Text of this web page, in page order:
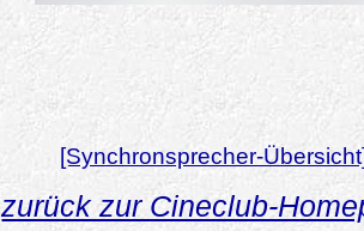
[Synchronsprecher-
zurück zur Cineclub-